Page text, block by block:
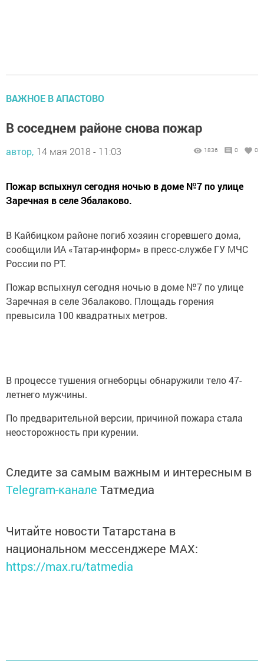
ВАЖНОЕ В АПАСТОВО
В соседнем районе снова пожар
автор, 14 мая 2018 - 11:03 1836 0 0
Пожар вспыхнул сегодня ночью в доме №7 по улице
Заречная в селе Эбалаково.
В Кайбицком районе погиб хозяин сгоревшего дома,
сообщили ИА «Татар-информ» в пресс-службе ГУ МЧС
России по РТ.
Пожар вспыхнул сегодня ночью в доме №7 по улице
Заречная в селе Эбалаково. Площадь горения
превысила 100 квадратных метров.
В процессе тушения огнеборцы обнаружили тело 47-
летнего мужчины.
По предварительной версии, причиной пожара стала
неосторожность при курении.
Следите за самым важным и интересным в
Telegram-канале Татмедиа
Читайте новости Татарстана в
национальном мессенджере MАХ:
https://max.ru/tatmedia